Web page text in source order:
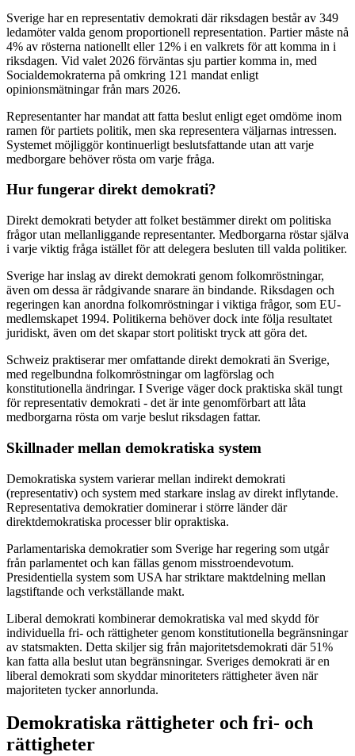
Sverige har en representativ demokrati där riksdagen består av 349
ledamöter valda genom proportionell representation. Partier måste nå
4% av rösterna nationellt eller 12% i en valkrets för att komma in i
riksdagen. Vid valet 2026 förväntas sju partier komma in, med
Socialdemokraterna på omkring 121 mandat enligt
opinionsmätningar från mars 2026.
Representanter har mandat att fatta beslut enligt eget omdöme inom
ramen för partiets politik, men ska representera väljarnas intressen.
Systemet möjliggör kontinuerligt beslutsfattande utan att varje
medborgare behöver rösta om varje fråga.
Hur fungerar direkt demokrati?
Direkt demokrati betyder att folket bestämmer direkt om politiska
frågor utan mellanliggande representanter. Medborgarna röstar själva
i varje viktig fråga istället för att delegera besluten till valda politiker.
Sverige har inslag av direkt demokrati genom folkomröstningar,
även om dessa är rådgivande snarare än bindande. Riksdagen och
regeringen kan anordna folkomröstningar i viktiga frågor, som EU-
medlemskapet 1994. Politikerna behöver dock inte följa resultatet
juridiskt, även om det skapar stort politiskt tryck att göra det.
Schweiz praktiserar mer omfattande direkt demokrati än Sverige,
med regelbundna folkomröstningar om lagförslag och
konstitutionella ändringar. I Sverige väger dock praktiska skäl tungt
för representativ demokrati - det är inte genomförbart att låta
medborgarna rösta om varje beslut riksdagen fattar.
Skillnader mellan demokratiska system
Demokratiska system varierar mellan indirekt demokrati
(representativ) och system med starkare inslag av direkt inflytande.
Representativa demokratier dominerar i större länder där
direktdemokratiska processer blir opraktiska.
Parlamentariska demokratier som Sverige har regering som utgår
från parlamentet och kan fällas genom misstroendevotum.
Presidentiella system som USA har striktare maktdelning mellan
lagstiftande och verkställande makt.
Liberal demokrati kombinerar demokratiska val med skydd för
individuella fri- och rättigheter genom konstitutionella begränsningar
av statsmakten. Detta skiljer sig från majoritetsdemokrati där 51%
kan fatta alla beslut utan begränsningar. Sveriges demokrati är en
liberal demokrati som skyddar minoriteters rättigheter även när
majoriteten tycker annorlunda.
Demokratiska rättigheter och fri- och
rättigheter